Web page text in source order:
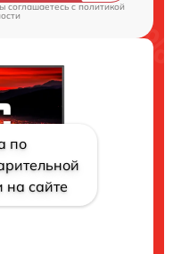
соглашаетесь cполитикой
по
на сайте